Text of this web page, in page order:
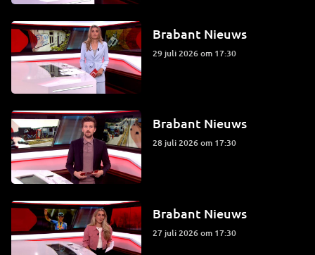
Brabant Nieuws
29 juli 2026 om 17:30
Brabant Nieuws
28 juli 2026 om 17:30
Brabant Nieuws
27 juli 2026 om 17:30